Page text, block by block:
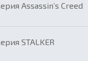
Assassin’s Creed
STALKER